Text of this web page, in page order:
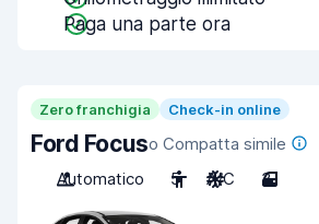
Paga una parte ora
Zero franchigia Check-in online
Ford Focuso Compatta simile
Automatico
5 A/C 3